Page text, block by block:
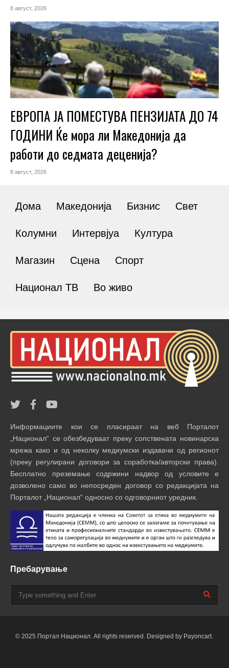
8 август, 2026
ЕВРОПА ЈА ПОМЕСТУВА ПЕНЗИЈАТА ДО 74
ГОДИНИ Ќе мора ли Македонија да
работи до седмата деценија?
8 август, 2026
Дома Македонија Бизнис Свет
Колумни Интервјуа Култура
Магазин Сцена Спорт
Национал ТВ Во живо
Информациите кои се пласираат на веб Порталот
„Национал“ се обезбедуваат преку сопствената новинарска
мрежа како и од неколку медиумски издавачи од регионот
(преку регулирани договори за соработка/авторски права).
Бесплатно преземање содржини надвор од условите е
дозволено само во непосреден договор со редакцијата на
Порталот „Национал“ односно со одговорниот уредник.
Пребарување
© 2025 Портал Национал. All rights reserved. Designed by Payoncart.